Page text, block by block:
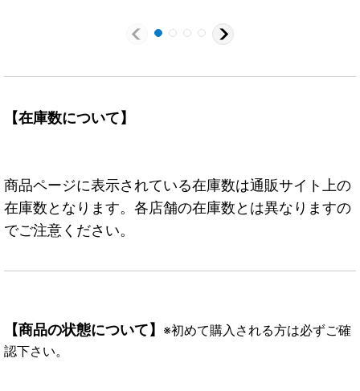
【在庫数について】
商品ページに表示されている在庫数は通販サイト上の
在庫数となります。各店舗の在庫数とは異なりますの
でご注意ください。
【商品の状態について】 ※初めて購入される方は必ずご確
認下さい。